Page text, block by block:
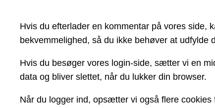
Hvis du efterlader en kommentar på vores side,
bekvemmelighed, så du ikke behøver at udfylde
Hvis du besøger vores login-side, sætter vi en
data og bliver slettet, når du lukker din browser.
Når du logger ind, opsætter vi også flere